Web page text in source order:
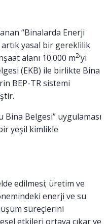
“Binalarda Enerji
yasal bir gereklilik
alanı 10.000 m2’yi
(EKB) ile birlikte Bina
BEP-TR sistemi
Belgesi” uygulaması
yeşil kimlikle
edilmesi; üretim ve
enerji ve su
süreçlerini
etkileri ortaya çıkar ve